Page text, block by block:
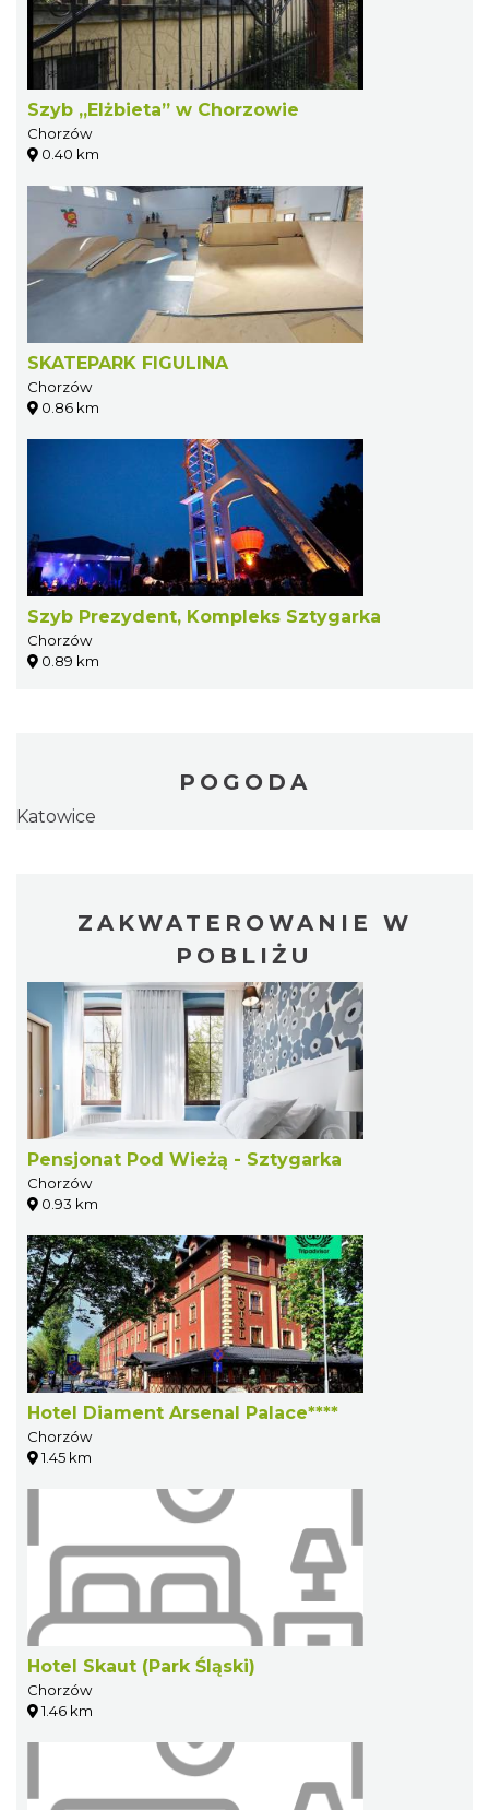
Szyb „Elżbieta” w Chorzowie
Chorzów
0.40 km
SKATEPARK FIGULINA
Chorzów
0.86 km
Szyb Prezydent, Kompleks Sztygarka
Chorzów
0.89 km
POGODA
Katowice
ZAKWATEROWANIE W
POBLIŻU
Pensjonat Pod Wieżą - Sztygarka
Chorzów
0.93 km
Hotel Diament Arsenal Palace****
Chorzów
1.45 km
Hotel Skaut (Park Śląski)
Chorzów
1.46 km